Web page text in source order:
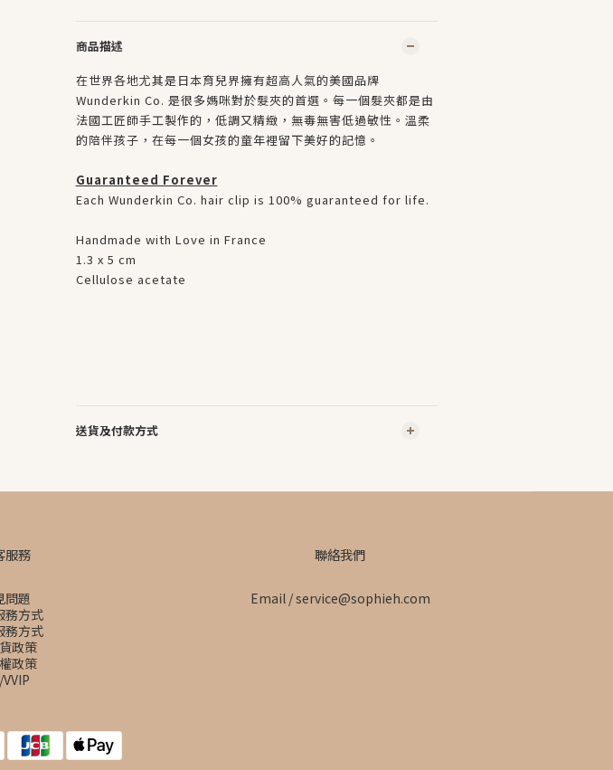
商品描述
在世界各地尤其是日本育兒界擁有超高人氣的美國品牌
Wunderkin Co. 是很多媽咪對於髮夾的首選。每一個髮夾都是由
法國工匠師手工製作的，低調又精緻，無毒無害低過敏性。溫柔
的陪伴孩子，在每一個女孩的童年裡留下美好的記憶。
Guaranteed Forever
Each Wunderkin Co. hair clip is 100% guaranteed for life.
Handmade with Love in France
1.3 x 5 cm
Cellulose acetate
送貨及付款方式
服務
問題
務方式
務方式
政策
政策
聯絡我們
Email / service@sophieh.com